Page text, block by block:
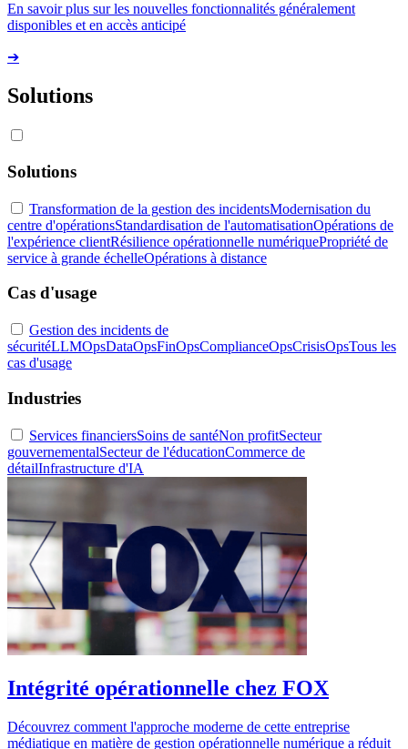
En savoir plus sur les nouvelles fonctionnalités généralement
disponibles et en accès anticipé
➔
Solutions
Solutions
Transformation de la gestion des incidentsModernisation du
centre d'opérationsStandardisation de l'automatisationOpérations de
l'expérience clientRésilience opérationnelle numériquePropriété de
service à grande échelleOpérations à distance
Cas d'usage
Gestion des incidents de
sécuritéLLMOpsDataOpsFinOpsComplianceOpsCrisisOpsTous les
cas d'usage
Industries
Services financiersSoins de santéNon profitSecteur
gouvernementalSecteur de l'éducationCommerce de
détailInfrastructure d'IA
Intégrité opérationnelle chez FOX
Découvrez comment l'approche moderne de cette entreprise
médiatique en matière de gestion opérationnelle numérique a réduit